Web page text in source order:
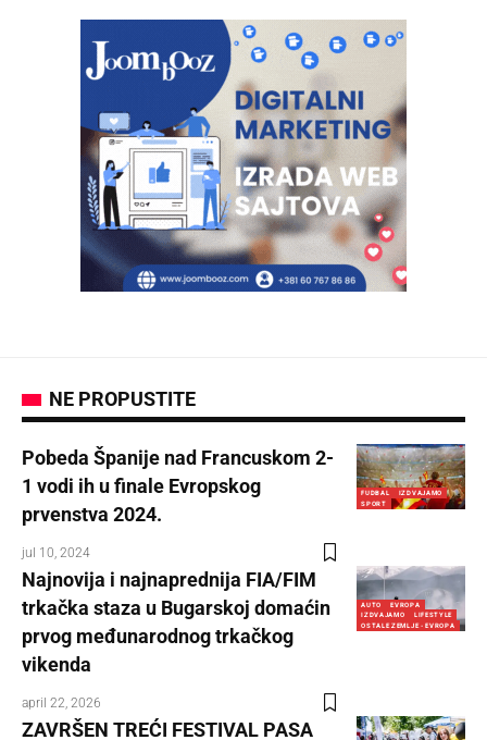
NE PROPUSTITE
FUDBAL
IZDVAJAMO
SPORT
Pobeda Španije nad Francuskom 2-
1 vodi ih u finale Evropskog
prvenstva 2024.
jul 10, 2024
AUTO
EVROPA
IZDVAJAMO
LIFESTYLE
OSTALE ZEMLJE - EVROPA
Najnovija i najnaprednija FIA/FIM
trkačka staza u Bugarskoj domaćin
prvog međunarodnog trkačkog
vikenda
april 22, 2026
ZAVRŠEN TREĆI FESTIVAL PASA